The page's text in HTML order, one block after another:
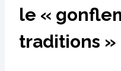
le «
traditions »